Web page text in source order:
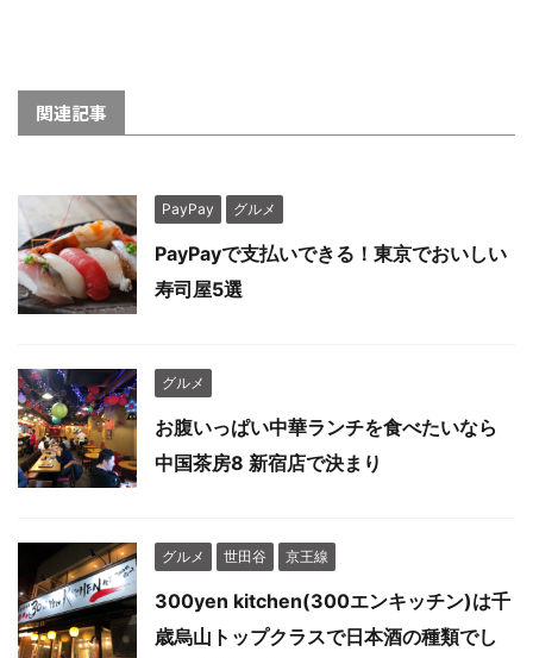
関連記事
PayPay グルメ
PayPayで支払いできる！東京でおいしい
寿司屋5選
グルメ
お腹いっぱい中華ランチを食べたいなら
中国茶房8 新宿店で決まり
グルメ 世田谷 京王線
300yen kitchen(300エンキッチン)は千
歳烏山トップクラスで日本酒の種類でし